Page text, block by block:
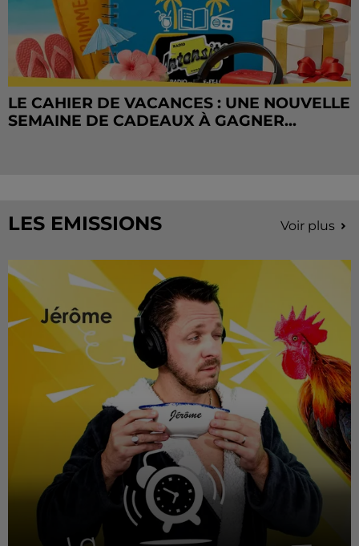
LE CAHIER DE VACANCES : UNE NOUVELLE
SEMAINE DE CADEAUX À GAGNER...
LES EMISSIONS Voir plus